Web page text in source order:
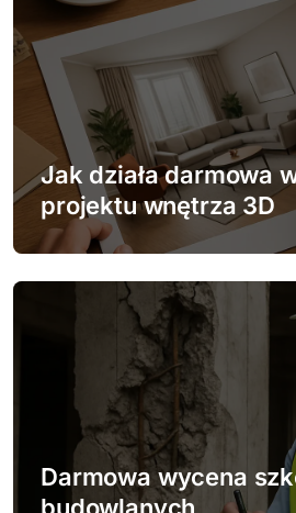
u
Jak działa darmowa
projektu wnętrza 3D
Darmowa wycena